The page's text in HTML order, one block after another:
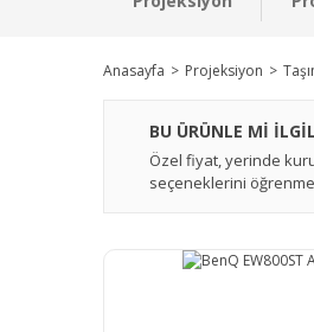
Anasayfa Projeksiyon
BU ÜRÜNLE Mİ
Özel fiyat, yerinde
seçeneklerini